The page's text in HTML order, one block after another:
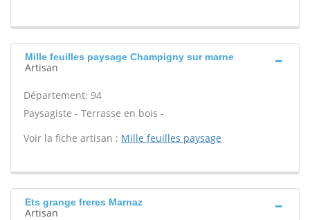
Mille feuilles paysage Champigny sur marne
Artisan
Département: 94
Paysagiste - Terrasse en bois -
Voir la fiche artisan : Mille feuilles paysage
Ets grange freres Marnaz
Artisan